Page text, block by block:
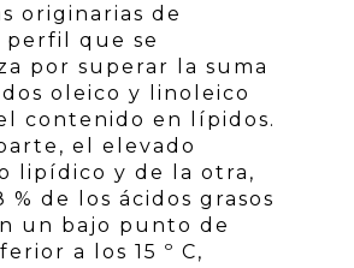
originarias de
perfil que se
por superar la suma
oleico y linoleico
contenido en lípidos.
el elevado
lipídico y de la otra,
de los ácidos grasos
un bajo punto de
a los 15 º C,